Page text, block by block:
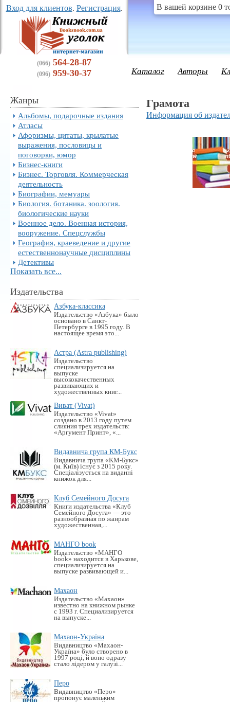
Вход для клиентов. Регистрация.
(066) 564-28-87
(096) 959-30-37
В вашей корзине 0
Каталог Авторы
Жанры
Альбомы, подарочные издания
Атласы
Афоризмы, цитаты, крылатые
выражения, пословицы и
поговорки, юмор
Бизнес-книги
Бизнес. Торговля. Коммерческая
деятельность
Биографии, мемуары
Биология. ботаника. зоология.
биологические науки
Военное дело. Военная история,
вооружение. Спецслужбы
География, краеведение и другие
естественнонаучные дисциплины
Детективы
Показать все...
Издательства
Азбука-классика
Издательство «Азбука» было
основано в Санкт-
Петербурге в 1995 году. В
настоящее время это...
Астра (Astra publishing)
Издательство
специализируется на
выпуске
высококачественных
развивающих и
художественных книг...
Виват (Vivat)
Издательство «Vivat»
создано в 2013 году путем
слияния трех издательств:
«Аргумент Принт», «...
Видавнича група КМ-Букс
Видавнича група «KM-Букс»
(м. Київ) існує з 2015 року.
Спеціалізується на виданні
книжок для...
Клуб Семейного Досуга
Книги издательства «Клуб
Семейного Досуга» — это
разнообразная по жанрам
художественная,...
МАНГО book
Издательство «MАНГО
book» находится в Харькове,
специализируется на
выпуске развивающей и...
Махаон
Издательство «Махаон»
известно на книжном рынке
с 1993 г. Специализируется
на выпуске...
Махаон-Україна
Видавництво «Махаон-
Україна» було створено в
1997 році, й воно одразу
стало лідером у галузі...
Перо
Видавництво «Перо»
пропонує маленьким
Грамота
Информация об